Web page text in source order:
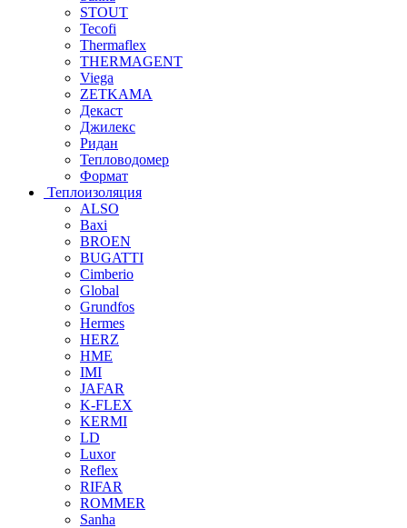
STOUT
Tecofi
Thermaflex
THERMAGENT
Viega
ZETKAMA
Декаст
Джилекс
Ридан
Тепловодомер
Формат
Теплоизоляция
ALSO
Baxi
BROEN
BUGATTI
Cimberio
Global
Grundfos
Hermes
HERZ
HME
IMI
JAFAR
K-FLEX
KERMI
LD
Luxor
Reflex
RIFAR
ROMMER
Sanha